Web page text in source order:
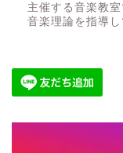
主催する音楽教
音楽理論を指導し